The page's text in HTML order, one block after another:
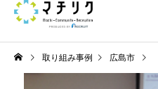
取り組み事例 広島市